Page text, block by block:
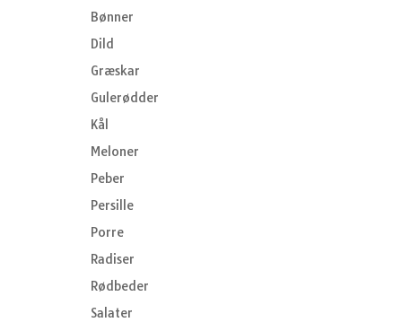
Bønner
Dild
Græskar
Gulerødder
Kål
Meloner
Peber
Persille
Porre
Radiser
Rødbeder
Salater